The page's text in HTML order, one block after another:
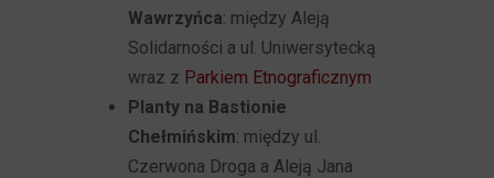
Wawrzyńca: między Aleją
Solidarności a ul. Uniwersytecką
wraz z Parkiem Etnograficznym
Planty na Bastionie
Chełmińskim: między ul.
Czerwona Droga a Aleją Jana